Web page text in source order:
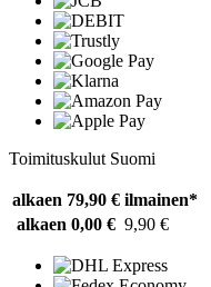
Toimituskulut Suomi
alkaen 79,90 € ilmainen*
alkaen 0,00 € 9,90 €